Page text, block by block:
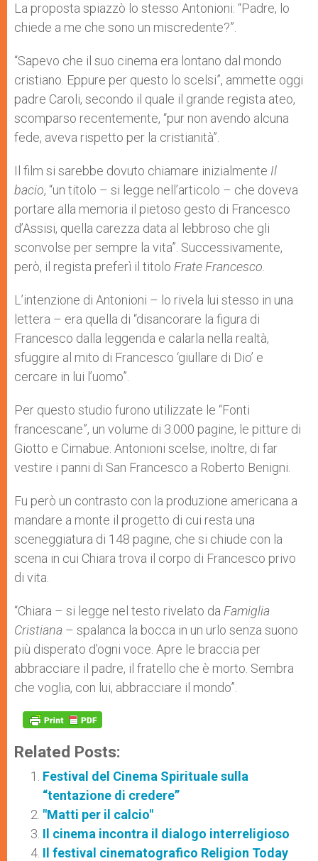
La proposta spiazzò lo stesso Antonioni: “Padre, lo
chiede a me che sono un miscredente?”.
“Sapevo che il suo cinema era lontano dal mondo
cristiano. Eppure per questo lo scelsi”, ammette oggi
padre Caroli, secondo il quale il grande regista ateo,
scomparso recentemente, “pur non avendo alcuna
fede, aveva rispetto per la cristianità”.
Il film si sarebbe dovuto chiamare inizialmente Il
bacio, “un titolo – si legge nell’articolo – che doveva
portare alla memoria il pietoso gesto di Francesco
d’Assisi, quella carezza data al lebbroso che gli
sconvolse per sempre la vita”. Successivamente,
però, il regista preferì il titolo Frate Francesco
L’intenzione di Antonioni – lo rivela lui stesso in una
lettera – era quella di “disancorare la figura di
Francesco dalla leggenda e calarla nella realtà,
sfuggire al mito di Francesco ‘giullare di Dio’ e
cercare in lui l’uomo”.
Per questo studio furono utilizzate le “Fonti
francescane”, un volume di 3.000 pagine, le pitture di
Giotto e Cimabue. Antonioni scelse, inoltre, di far
vestire i panni di San Francesco a Roberto Benigni.
Fu però un contrasto con la produzione americana a
mandare a monte il progetto di cui resta una
sceneggiatura di 148 pagine, che si chiude con la
scena in cui Chiara trova il corpo di Francesco privo
di vita.
“Chiara – si legge nel testo rivelato da Famiglia
Cristiana – spalanca la bocca in un urlo senza suono
più disperato d’ogni voce. Apre le braccia per
abbracciare il padre, il fratello che è morto. Sembra
che voglia, con lui, abbracciare il mondo”.
Related Posts:
Festival del Cinema Spirituale sulla
“tentazione di credere”
"Matti per il calcio"
Il cinema incontra il dialogo interreligioso
Il festival cinematografico Religion Today